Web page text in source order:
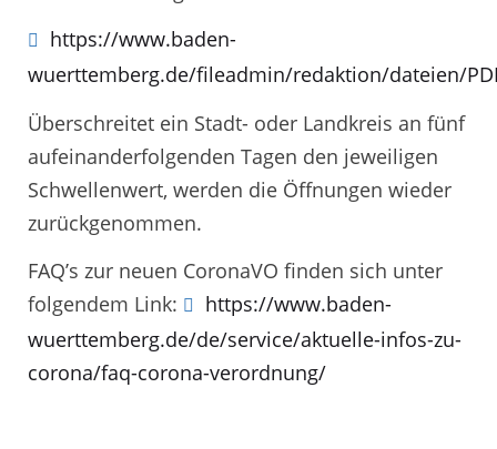
https://www.baden-
wuerttemberg.de/fileadmin/redaktion/dateien/
Überschreitet ein Stadt- oder Landkreis an fünf
aufeinanderfolgenden Tagen den jeweiligen
Schwellenwert, werden die Öffnungen wieder
zurückgenommen.
FAQ’s zur neuen CoronaVO finden sich unter
folgendem Link:
https://www.baden-
wuerttemberg.de/de/service/aktuelle-infos-zu-
corona/faq-corona-verordnung/